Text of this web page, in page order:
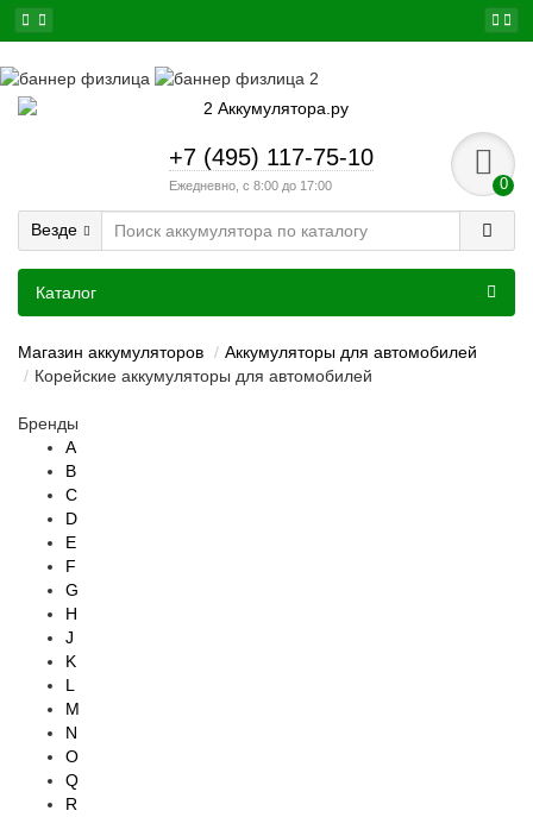
+7 (495) 117-75-10
Ежедневно, с 8:00 до 17:00 0
Везде
Каталог
Магазин аккумуляторов
Аккумуляторы для автомобилей
Корейские аккумуляторы для автомобилей
Бренды
A
B
C
D
E
F
G
H
J
K
L
M
N
O
Q
R